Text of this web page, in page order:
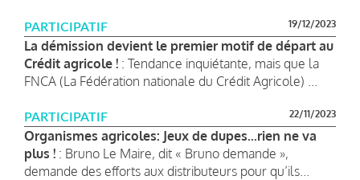
PARTICIPATIF 19/12/2023
La démission devient le premier motif de départ au
Crédit agricole ! : Tendance inquiétante, mais que la
FNCA (La Fédération nationale du Crédit Agricole) ...
PARTICIPATIF 22/11/2023
Organismes agricoles: Jeux de dupes...rien ne va
plus ! : Bruno Le Maire, dit « Bruno demande »,
demande des efforts aux distributeurs pour qu’ils...